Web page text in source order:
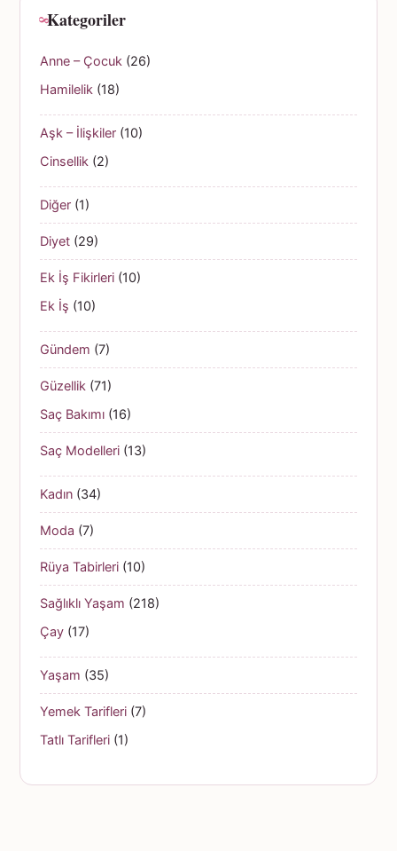
Kategoriler
Anne – Çocuk (26)
Hamilelik (18)
Aşk – İlişkiler (10)
Cinsellik (2)
Diğer (1)
Diyet (29)
Ek İş Fikirleri (10)
Ek İş (10)
Gündem (7)
Güzellik (71)
Saç Bakımı (16)
Saç Modelleri (13)
Kadın (34)
Moda (7)
Rüya Tabirleri (10)
Sağlıklı Yaşam (218)
Çay (17)
Yaşam (35)
Yemek Tarifleri (7)
Tatlı Tarifleri (1)